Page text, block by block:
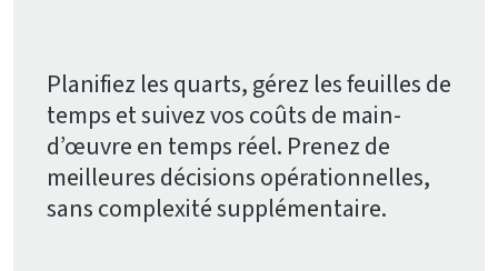
Planifiez les quarts, gérez les feuilles de
temps et suivez vos coûts de main-
d’œuvre en temps réel. Prenez de
meilleures décisions opérationnelles,
sans complexité supplémentaire.